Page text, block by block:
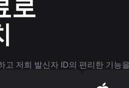
로
고 저희 발신자 ID의 편리한 기능